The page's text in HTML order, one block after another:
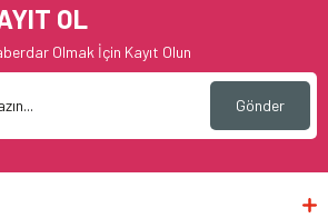
OL
Olmak İçin Kayıt Olun
Gönder